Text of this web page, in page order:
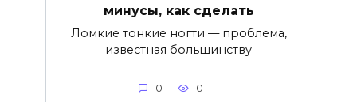
минусы, как сделать
Ломкие тонкие ногти — проблема,
известная большинству
0 0